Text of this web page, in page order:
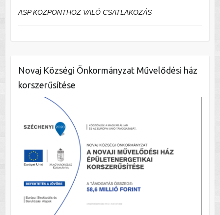
ASP KÖZPONTHOZ VALÓ CSATLAKOZÁS
Novaj Községi Önkormányzat Művelődési ház
korszerűsítése